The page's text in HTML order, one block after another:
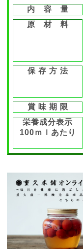
内 容 量
原 材 料
保 存 方 法
賞 味 期 限
栄養成分表示
100ｍｌあたり